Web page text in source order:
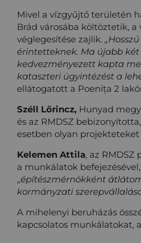
Mivel a vízgyűjtő területén
Brád városába költöztetik,
véglegesítése zajlik.
érintetteknek. Ma újabb
kedvezményezett kapta
kataszteri ügyintézést a
ellátogatott a Poenița 2
Széll Lőrincz, Hunyad
és az RMDSZ
esetben olyan
Kelemen Attila, az
a munkálatok
„építészmérnökként
kormányzati
A mihelenyi beruházás
kapcsolatos munkálatokat,